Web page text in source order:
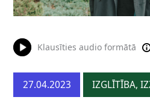
Klausīties audio formātā
27.04.2023 IZGLĪTĪBA,